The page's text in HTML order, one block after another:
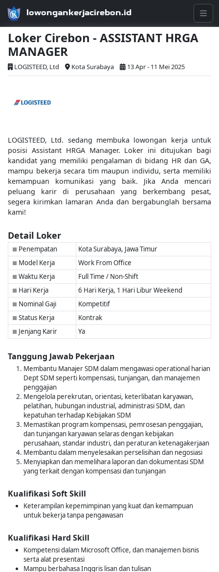
lowongankerjacirebon.id
Loker Cirebon - ASSISTANT HRGA
MANAGER
LOGISTEED, Ltd Kota Surabaya 13 Apr - 11 Mei 2025
LOGISTEED, Ltd. sedang membuka lowongan kerja untuk
posisi Assistant HRGA Manager. Loker ini ditujukan bagi
kandidat yang memiliki pengalaman di bidang HR dan GA,
mampu bekerja secara tim maupun individu, serta memiliki
kemampuan komunikasi yang baik. Jika Anda mencari
peluang karir di perusahaan yang berkembang pesat,
segera kirimkan lamaran Anda dan bergabunglah bersama
kami!
Detail Loker
■ Penempatan Kota Surabaya, Jawa Timur
■ Model Kerja Work From Office
■ Waktu Kerja Full Time / Non-Shift
■ Hari Kerja 6 Hari Kerja, 1 Hari Libur Weekend
■ Nominal Gaji Kompetitif
■ Status Kerja Kontrak
■ Jenjang Karir Ya
Tanggung Jawab Pekerjaan
Membantu Manajer SDM dalam mengawasi operational harian
Dept SDM seperti kompensasi, tunjangan, dan manajemen
penggajian
Mengelola perekrutan, orientasi, keterlibatan karyawan,
pelatihan, hubungan industrial, administrasi SDM, dan
kepatuhan terhadap Kebijakan SDM
Memastikan program kompensasi, pemrosesan penggajian,
dan tunjangan karyawan selaras dengan kebijakan
perusahaan, standar industri, dan peraturan ketenagakerjaan
Membantu dalam menyelesaikan perselisihan dan negosiasi
Menyiapkan dan memelihara laporan dan dokumentasi SDM
yang terkait dengan kompensasi dan tunjangan
Kualifikasi Soft Skill
Keterampilan kepemimpinan yang kuat dan kemampuan
untuk bekerja tanpa pengawasan
Kualifikasi Hard Skill
Kompetensi dalam Microsoft Office, dan manajemen bisnis
serta alat presentasi
Mampu berbahasa Inggris lisan dan tulisan